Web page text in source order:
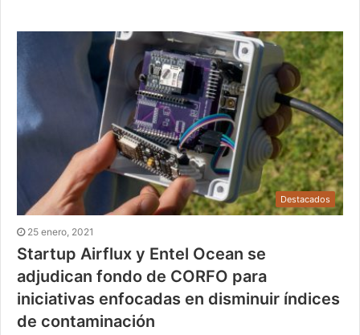
Destacados
25 enero, 2021
Startup Airflux y Entel Ocean se
adjudican fondo de CORFO para
iniciativas enfocadas en disminuir índices
de contaminación